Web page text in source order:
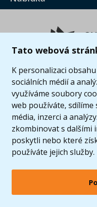
Tato webová
K personalizaci
sociálních médií a
využíváme soubory
web používáte,
média, inzerci a
zkombinovat s dalšími
poskytli nebo které
používáte jejich služby.
© 2005 -